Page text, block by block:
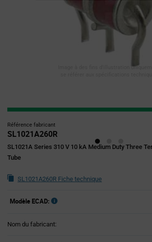
Image à des fins d'illustration
Référence fabricant
SL1021A260R
SL1021A Series 310 V 10 kA Medium Duty Three
Tube
SL1021A260R Fiche technique
Modèle ECAD:
Nom du fabricant: